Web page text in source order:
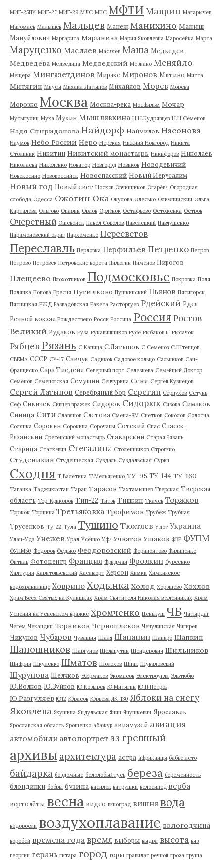
МИГ-25ПУ МИГ-27 МИГ-29 МЛС МПС МФТИ Маврин Магарычев
Магомаев Малышев Мальцев Манеж Манихино Маниш
Мануйлович Маргарита Маринина Мария Яковлевна Маросейка Марта
Маруценко Маслаев Масляев Маша Медведев
Медведева Медведица Медведский Мезиано Меняйло
Мещера Мингазетдинов Миракс Миронов Митино Митта
Митягин Миусы Михаил Латыпов Михайлов Морев Морева
Морозко Москва Москва-река Мосфильм Мочар
Мутыгулин Муха Мухин Мышлявкина Н.Н.Кудрявцев Н.Н.Семенов
Надя Спиридонова Найдорф Наймилов Насонова
Наумов Небо России Неро Нерская Нижний Новгород Никита
Столпник Никитин Никитский монастырь Никифоров Николаев
Николаева Николенко Новатор Новгород Новиков Новодевичий
Новокосино Новороссийск Новоспасский Новый Иерусалим
Новый год Новый свет Носков Овчинников Огарёва Огородная
слобода Одесса Ожогин Ока Окулова Олесько Олимпийский Ольга
Карталова Ольгово Опарин Орлов Орлёнок Остафьево Остоженка Остров
Очеретный Ошевенск Павел Соколов Павелецкий Павлушенко
Парамоновский овраг Пархоменко Пересветов
Переславль Перловка Перфильев Петренко Петров
Петрово Петровск Петровские ворота Пилюгин Пименов Пирогов
Плещеево Плохотников Подмосковье Покровка Поля
Полянка Попова Пресня Путилково Пушкинский Пьянов Пятигорск
Пятницкая РЖД Развадовская Ракета Расторгуев Рдейский Рдея
Речной вокзал Рождествено Росси Россина Россия Ростов
Великий Рудаков Руза Рукавишников Русе Рыбаков Е. Рысачок
Рябцев Рязань С.Капица С.Латыпов С.Семенов С.Штенцов
СВЕМА СССР СУ-17 Савчук Садиков Садовое кольцо Сальников Сан-
Франциско Сара Тисдейл Северный порт Селезнева Семейный Доктор
Семенов Семеновская Семушин Сенчурина Сеня Сергей Кузнецов
Сергей Латыпов Серебряный бор Серегин Серпухов Сетунь
Сеф Сивичев Сивцев вражек Сидоров Сидорюк Сизова Симаков
Синица Сити Славянов Слетова Смена-8М Снетков Соколов Солотча
Солянка Сорокин Сорокина Сорочаны Сотский Спас Спасск-
Рязанский Сретенский монастырь Ставарский Старая Рязань
Старица Статкевич Стегалина Столешников Строгино
Студеникин Студенческая Суздаль Суздальская Сурин
Сходня Т.Валетина Т.Мельяненко ТУ-95 ТУ-144 ТУ-160
Таганка Таджикистан Таран Тарасов Тахтамышев Тверская Тверская
область Тер-Крикоров Тип-22 Титов Тишкин Ткачев Торжков
Торжок Торшина Третьяковка Трофимов Трубеж Трубная
Трусенков Ту-22 Тула Тушино Тюхтяев Удот Украина
Улан-Удэ Унежев Урал Усенко Уфа Учватов Ушаков ФВР ФУПМ
ФУПМ50 Федоров Федько Феодоровский Ферапонтово Филипенко
Фитиль Фотоцентр Франция Фридман Фролкин Фурсенко
Халтурин Харитоньевский Хасавюрт Херсон Химки Химкинское
водохранилище Ховрино Ходынка Холод Хорошево Хохлов
Храм Всех Святых на Кулишках Храм Святителя Николая в Клённиках Храм
Успения на Успенском вражке Хромченко Ценькуш ЧБ Чатырдаг
Чегем Чекандин Черников Черноплеков Чечулинская Чигирев
Чикунов Чубаров Чувашия Шаля Шананин Шапиро Шапкин
Шапошников Шаргунов Шелапутин Шендерович Шильников
Шифрин Шкуленко Шматов Шолохов Шпак Шуваловский
Шурупова Щелчков Э.Ермаков Экомасов Электроугли Эльтюбю
Ю.Волков Ю.Зуйков Ю.Козырев Ю.Митягин Ю.П.Петров
Ю.Разгуляев Ю12 Юрасов Юрьева ЯК-130 Яблоки на снегу
Яковлева Якушина Яндульская Янин Янушкевич Ярославль
Ярославская область Ярошенко абажур авиамузей авиация
автомобили автопортрет аз грешный
архивы архитектура астра африканцы бабье лето
байдарка бездомные белолобый гусь береза беременность
блондинки бобры бузина василек ватрушки велосипед верба
вертолёты весна видео виноград вишня вода
водоросли воздухоплавание вологодчина
воробей времена года время выборы выдра высота вяз
георгин герань гитара город горы гравилат речной гроза груша